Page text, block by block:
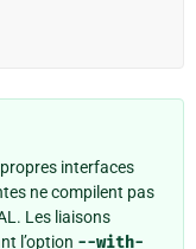
interfaces
ne compilent pas
Les liaisons
l’option --with-